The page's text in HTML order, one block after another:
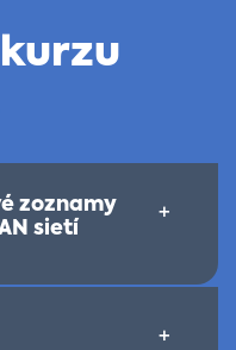
zoznamy
sietí
+
+